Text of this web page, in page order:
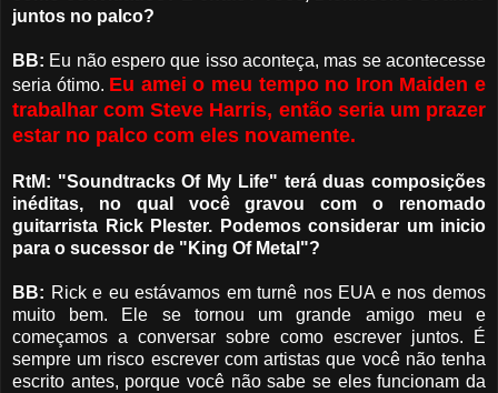
juntos no palco?
BB: Eu não espero que isso aconteça, mas se acontecesse
seria ótimo. Eu amei o meu tempo no Iron Maiden e
trabalhar com Steve Harris, então seria um prazer
estar no palco com eles novamente.
RtM: "Soundtracks Of My Life" terá duas composições
inéditas, no qual você gravou com o renomado
guitarrista Rick Plester. Podemos considerar um inicio
para o sucessor de "King Of Metal"?
BB: Rick e eu estávamos em turnê nos EUA e nos demos
muito bem. Ele se tornou um grande amigo meu e
começamos a conversar sobre como escrever juntos. É
sempre um risco escrever com artistas que você não tenha
escrito antes, porque você não sabe se eles funcionam da